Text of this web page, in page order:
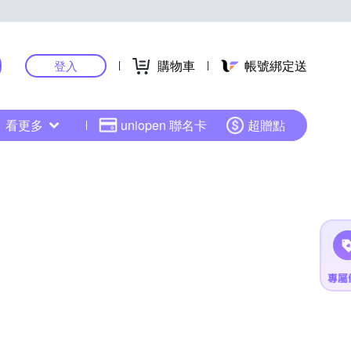
登入 購物車 帳號綁定送
看更多 uniopen 聯名卡 超贈點